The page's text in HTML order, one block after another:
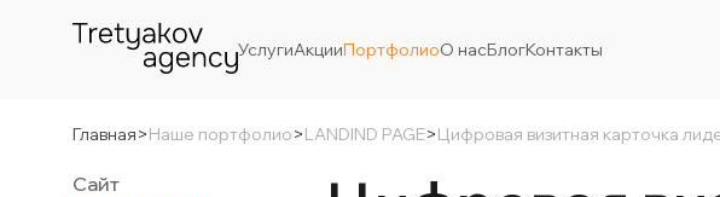
УслугиАкцииПортфолиоО насБлогКонтакты
Главная>Наше портфолио>LANDIND PAGE>Цифровая визитная карточка
Сайт